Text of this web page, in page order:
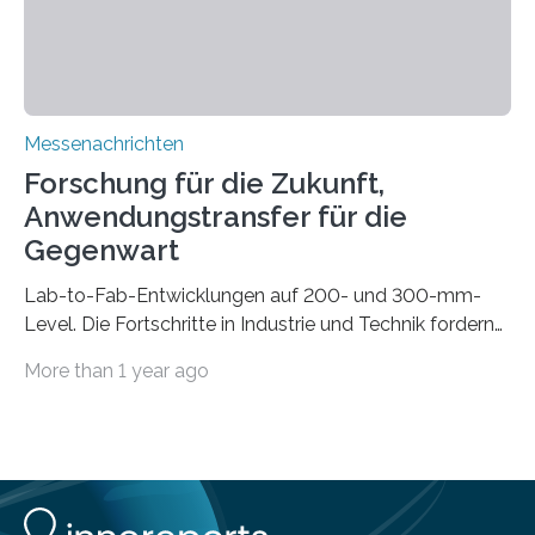
Messenachrichten
Forschung für die Zukunft,
Anwendungstransfer für die
Gegenwart
Lab-to-Fab-Entwicklungen auf 200- und 300-mm-
Level. Die Fortschritte in Industrie und Technik fordern
Mikrochips, sowohl aus technischer, wirtschaftlicher, als
dabei als starker Partner der Industrie etabliert. Das
Serviceangebot umfasst alle Schritte »from lab to fab«
More than 1 year ago